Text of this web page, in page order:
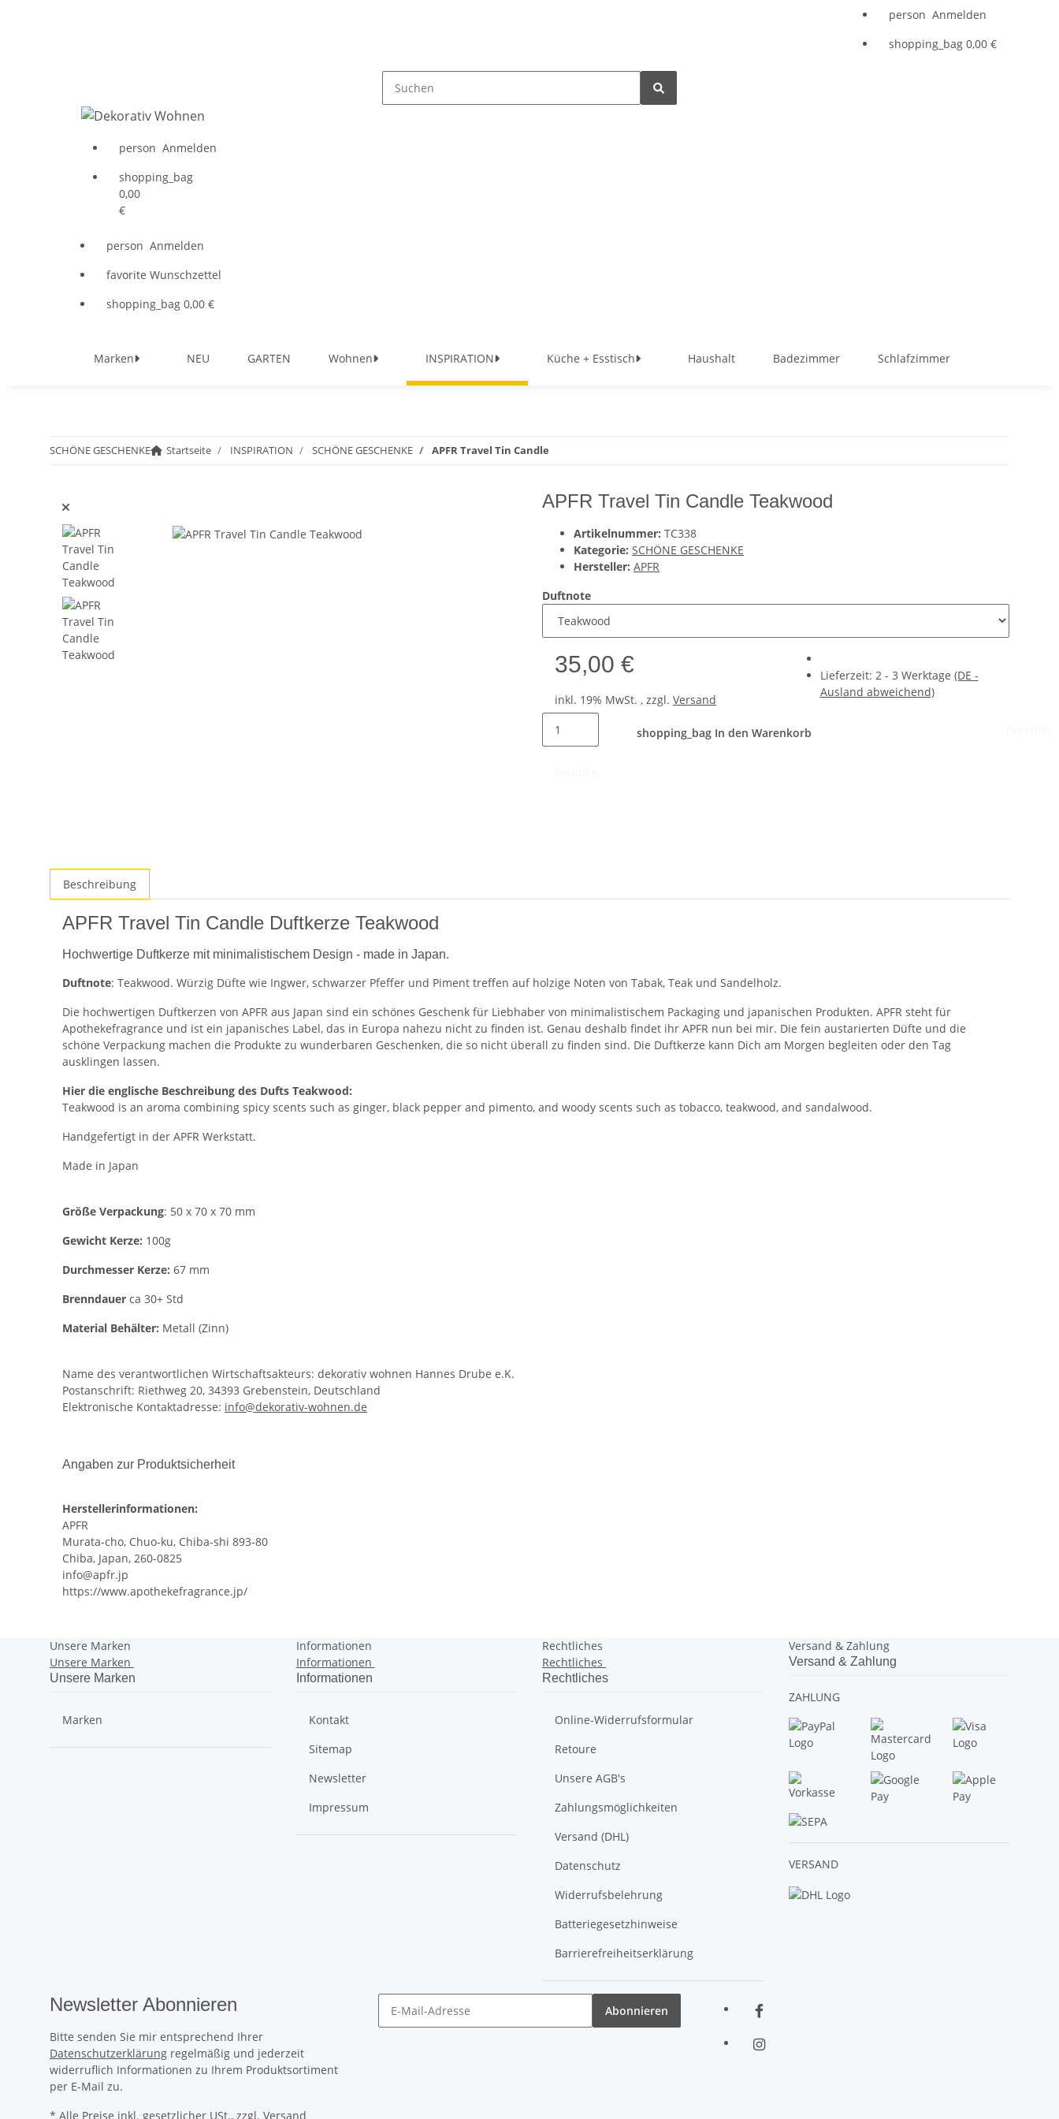
person Anmelden
shopping_bag 0,00 €
person Anmelden
shopping_bag
0,00
€
person Anmelden
favorite Wunschzettel
shopping_bag 0,00 €
Marken NEU GARTEN Wohnen INSPIRATION Küche + Esstisch Haushalt Badezimmer Schlafzimmer
SCHÖNE GESCHENKE Startseite INSPIRATION SCHÖNE GESCHENKE APFR Travel Tin Candle
APFR Travel Tin Candle Teakwood
Artikelnummer: TC338
Kategorie: SCHÖNE GESCHENKE
Hersteller: APFR
Duftnote
35,00 €
inkl. 19% MwSt. , zzgl. Versand
Lieferzeit: 2 - 3 Werktage (DE -
Ausland abweichend)
shopping_bag In den Warenkorb
Beschreibung
APFR Travel Tin Candle Duftkerze Teakwood
Hochwertige Duftkerze mit minimalistischem Design - made in Japan.
Duftnote: Teakwood. Würzig Düfte wie Ingwer, schwarzer Pfeffer und Piment treffen auf holzige Noten von Tabak, Teak und Sandelholz.
Die hochwertigen Duftkerzen von APFR aus Japan sind ein schönes Geschenk für Liebhaber von minimalistischem Packaging und japanischen Produkten. APFR steht für
Apothekefragrance und ist ein japanisches Label, das in Europa nahezu nicht zu finden ist. Genau deshalb findet ihr APFR nun bei mir. Die fein austarierten Düfte und die
schöne Verpackung machen die Produkte zu wunderbaren Geschenken, die so nicht überall zu finden sind. Die Duftkerze kann Dich am Morgen begleiten oder den Tag
ausklingen lassen.
Hier die englische Beschreibung des Dufts Teakwood:
Teakwood is an aroma combining spicy scents such as ginger, black pepper and pimento, and woody scents such as tobacco, teakwood, and sandalwood.
Handgefertigt in der APFR Werkstatt.
Made in Japan
Größe Verpackung: 50 x 70 x 70 mm
Gewicht Kerze: 100g
Durchmesser Kerze: 67 mm
Brenndauer ca 30+ Std
Material Behälter: Metall (Zinn)
Name des verantwortlichen Wirtschaftsakteurs: dekorativ wohnen Hannes Drube e.K.
Postanschrift: Riethweg 20, 34393 Grebenstein, Deutschland
Elektronische Kontaktadresse: info@dekorativ-wohnen.de
Angaben zur Produktsicherheit
Herstellerinformationen:
APFR
Murata-cho, Chuo-ku, Chiba-shi 893-80
Chiba, Japan, 260-0825
info@apfr.jp
https://www.apothekefragrance.jp/
Unsere Marken
Unsere Marken
Unsere Marken
Marken
Informationen
Informationen
Informationen
Kontakt
Sitemap
Newsletter
Impressum
Rechtliches
Rechtliches
Rechtliches
Online-Widerrufsformular
Retoure
Unsere AGB's
Zahlungsmöglichkeiten
Versand (DHL)
Datenschutz
Widerrufsbelehrung
Batteriegesetzhinweise
Barrierefreiheitserklärung
Versand & Zahlung
Versand & Zahlung
ZAHLUNG
VERSAND
Newsletter Abonnieren
Bitte senden Sie mir entsprechend Ihrer
Datenschutzerklärung regelmäßig und jederzeit
widerruflich Informationen zu Ihrem Produktsortiment
per E-Mail zu.
Abonnieren
* Alle Preise inkl. gesetzlicher USt., zzgl. Versand